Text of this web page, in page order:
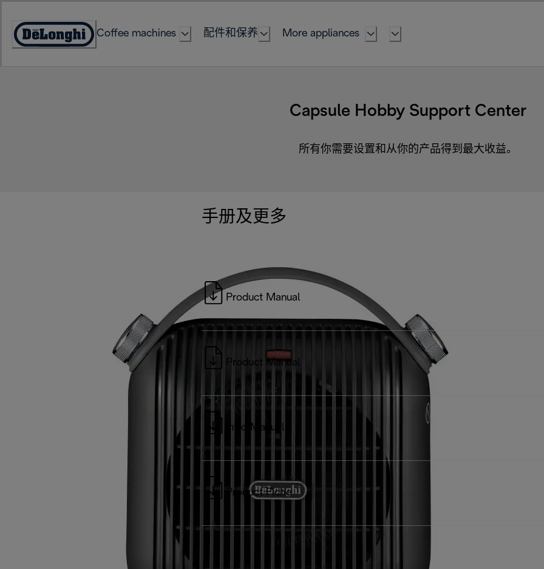
Content
Accessibility
Coffee machines 配件和保养 More appliances
Capsule Hobby Support Center
所有你需要设置和从你的产品得到最大收益。
手册及更多
Product Manual
Product Manual
Intro Manual
Product Fiche